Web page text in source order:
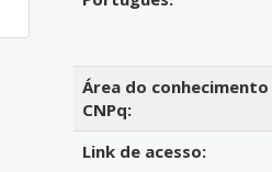
Área do conhecimento
CNPq:
Link de acesso: